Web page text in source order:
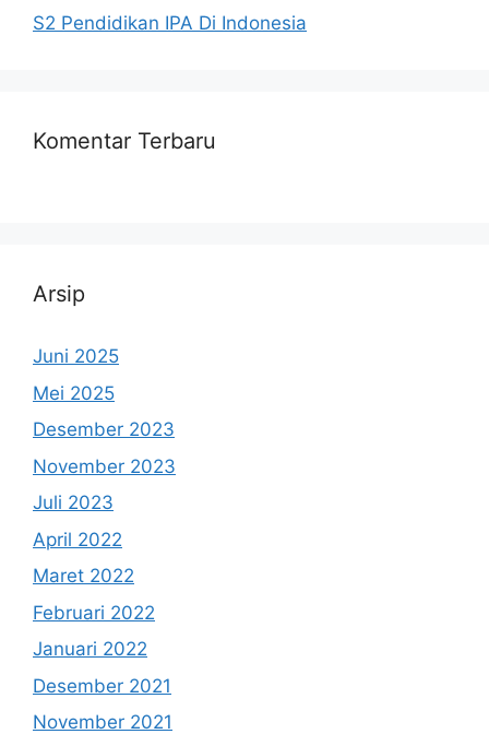
S2 Pendidikan IPA Di Indonesia
Komentar Terbaru
Arsip
Juni 2025
Mei 2025
Desember 2023
November 2023
Juli 2023
April 2022
Maret 2022
Februari 2022
Januari 2022
Desember 2021
November 2021